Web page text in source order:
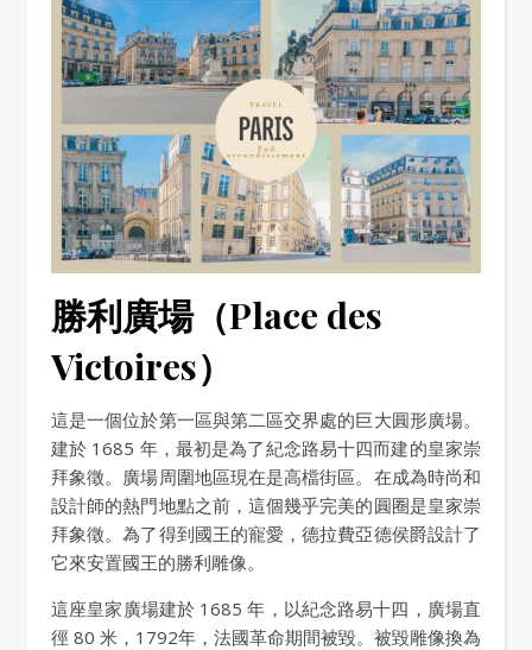
勝利廣場（Place des
Victoires）
這是一個位於第一區與第二區交界處的巨大圓形廣場。
建於 1685 年，最初是為了紀念路易十四而建的皇家崇
拜象徵。廣場周圍地區現在是高檔街區。在成為時尚和
設計師的熱門地點之前，這個幾乎完美的圓圈是皇家崇
拜象徵。為了得到國王的寵愛，德拉費亞德侯爵設計了
它來安置國王的勝利雕像。
這座皇家廣場建於 1685 年，以紀念路易十四，廣場直
徑 80 米，1792年，法國革命期間被毀。被毀雕像換為